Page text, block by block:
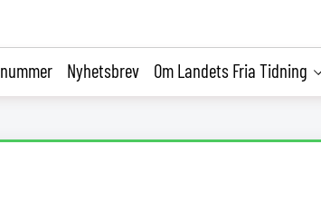
Nyhetsbrev Om Landets Fria Tidning